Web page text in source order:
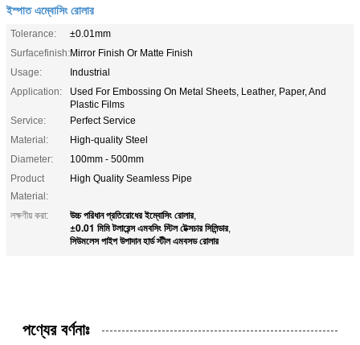
ইস্পাত এম্বোসিং রোলার
Tolerance:
±0.01mm
Surfacefinish:Mirror Finish Or Matte Finish
Usage:
Industrial
Application:
Used For Embossing On Metal Sheets, Leather, Paper, And
Plastic Films
Service:
Perfect Service
Material:
High-quality Steel
Diameter:
100mm - 500mm
Product
Material:
High Quality Seamless Pipe
লক্ষণীয় করা: উচ্চ পরিধান প্রতিরোধের ইম্বোসিং রোলার,
±0.01 মিমি টলারেন্স এমবসিং স্টিল টেক্সচার সিলিন্ডার,
সিউমলেস পাইপ উপাদান হার্ড স্টীল এমবসড রোলার
পণ্যের বর্ণনাঃ